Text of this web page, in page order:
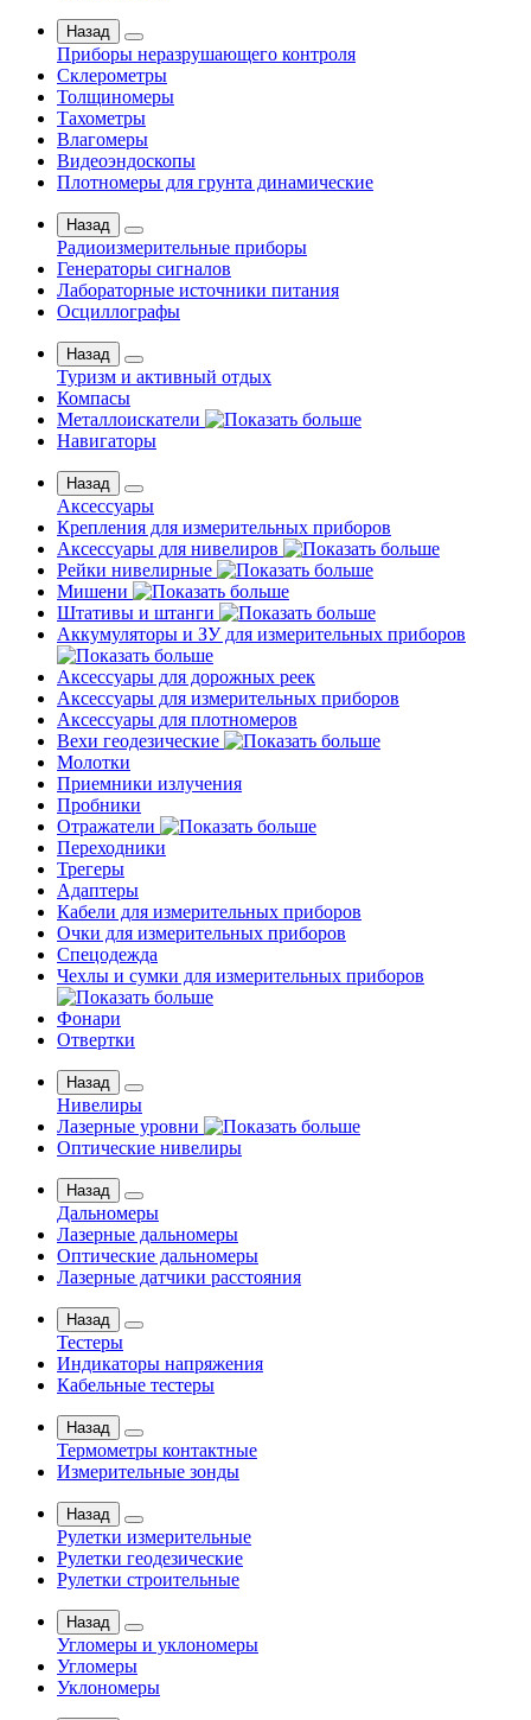
Назад
Приборы неразрушающего контроля
Склерометры
Толщиномеры
Тахометры
Влагомеры
Видеоэндоскопы
Плотномеры для грунта динамические
Назад
Радиоизмерительные приборы
Генераторы сигналов
Лабораторные источники питания
Осциллографы
Назад
Туризм и активный отдых
Компасы
Металлоискатели
Навигаторы
Назад
Аксессуары
Крепления для измерительных приборов
Аксессуары для нивелиров
Рейки нивелирные
Мишени
Штативы и штанги
Аккумуляторы и ЗУ для измерительных приборов
Аксессуары для дорожных реек
Аксессуары для измерительных приборов
Аксессуары для плотномеров
Вехи геодезические
Молотки
Приемники излучения
Пробники
Отражатели
Переходники
Трегеры
Адаптеры
Кабели для измерительных приборов
Очки для измерительных приборов
Спецодежда
Чехлы и сумки для измерительных приборов
Фонари
Отвертки
Назад
Нивелиры
Лазерные уровни
Оптические нивелиры
Назад
Дальномеры
Лазерные дальномеры
Оптические дальномеры
Лазерные датчики расстояния
Назад
Тестеры
Индикаторы напряжения
Кабельные тестеры
Назад
Термометры контактные
Измерительные зонды
Назад
Рулетки измерительные
Рулетки геодезические
Рулетки строительные
Назад
Угломеры и уклономеры
Угломеры
Уклономеры